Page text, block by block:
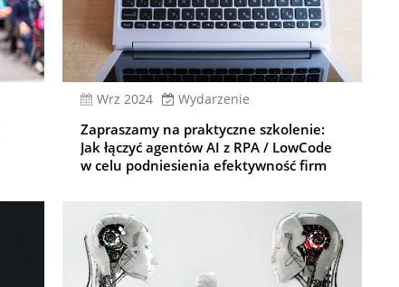
wrz 2024 Wydarzenie
Zapraszamy na praktyczne szkolenie:
Jak łączyć agentów AI z RPA / LowCode
w celu podniesienia efektywność firm